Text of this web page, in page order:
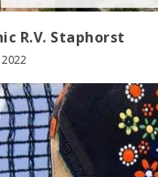
R.V. Staphorst